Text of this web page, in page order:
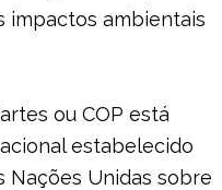
impactos ambientais
ou COP está
estabelecido
Nações Unidas sobre